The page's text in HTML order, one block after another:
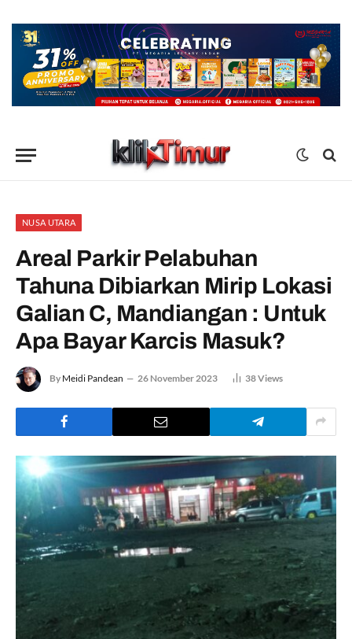
NUSA UTARA
Areal Parkir Pelabuhan
Tahuna Dibiarkan Mirip Lokasi
Galian C, Mandiangan : Untuk
Apa Bayar Karcis Masuk?
By Meidi Pandean 26 November 2023 38Views